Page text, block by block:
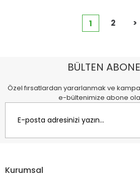
1 2 >
BÜLTEN
Özel fırsatlardan yararlanmak ve
e-bültenimize abone
Kurumsal